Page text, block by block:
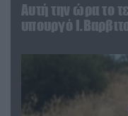
Αυτή την ώρα το
υπουργό